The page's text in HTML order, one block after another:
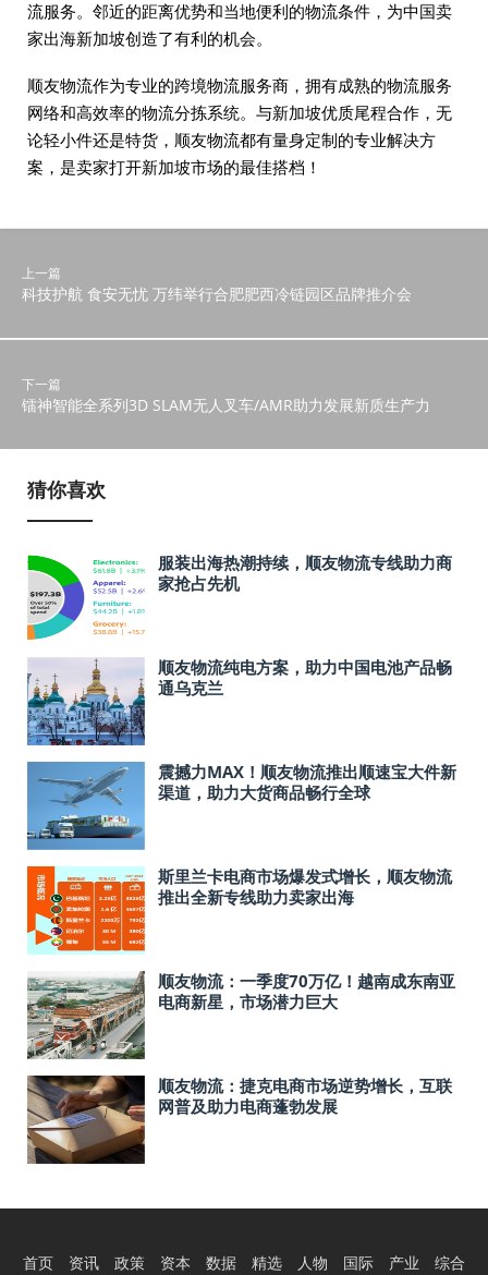
流服务。邻近的距离优势和当地便利的物流条件，为中国卖
家出海新加坡创造了有利的机会。
顺友物流作为专业的跨境物流服务商，拥有成熟的物流服务
网络和高效率的物流分拣系统。与新加坡优质尾程合作，无
论轻小件还是特货，顺友物流都有量身定制的专业解决方
案，是卖家打开新加坡市场的最佳搭档！
上一篇
科技护航 食安无忧 万纬举行合肥肥西冷链园区品牌推介会
下一篇
镭神智能全系列3D SLAM无人叉车/AMR助力发展新质生产力
猜你喜欢
服装出海热潮持续，顺友物流专线助力商
家抢占先机
顺友物流纯电方案，助力中国电池产品畅
通乌克兰
震撼力MAX！顺友物流推出顺速宝大件新
渠道，助力大货商品畅行全球
斯里兰卡电商市场爆发式增长，顺友物流
推出全新专线助力卖家出海
顺友物流：一季度70万亿！越南成东南亚
电商新星，市场潜力巨大
顺友物流：捷克电商市场逆势增长，互联
网普及助力电商蓬勃发展
首页 资讯 政策 资本 数据 精选 人物 国际 产业 综合